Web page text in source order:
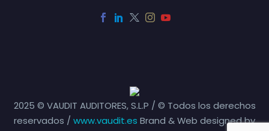
2025 © VAUDIT AUDITORES, S.L.P / © Todos los derechos
reservados / www.vaudit.es Brand & Web designed by